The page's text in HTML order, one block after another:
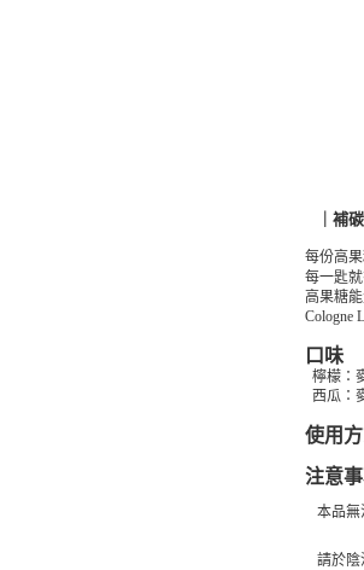
｜補
每份高
每一匙
高果糖
Cologne
口味
檸檬：
西瓜：
使用
注意
本品
請於陰